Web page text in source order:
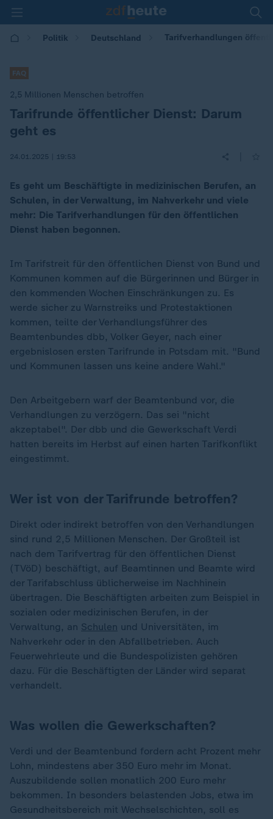
Politik Deutschland Tarifverhandlungen
FAQ
2,5 Millionen Menschen betroffen
:
Tarifrunde öffentlicher Dienst: Darum
geht es
24.01.2025 | 19:53
Es geht um Beschäftigte in medizinischen Berufen, an
Schulen, in der Verwaltung, im Nahverkehr und viele
mehr: Die Tarifverhandlungen für den öffentlichen
Dienst haben begonnen.
Im Tarifstreit für den öffentlichen Dienst von Bund und
Kommunen kommen auf die Bürgerinnen und Bürger in
den kommenden Wochen Einschränkungen zu. Es
werde sicher zu Warnstreiks und Protestaktionen
kommen, teilte der Verhandlungsführer des
Beamtenbundes dbb, Volker Geyer, nach einer
ergebnislosen ersten Tarifrunde in Potsdam mit. "Bund
und Kommunen lassen uns keine andere Wahl."
Den Arbeitgebern warf der Beamtenbund vor, die
Verhandlungen zu verzögern. Das sei "nicht
akzeptabel". Der dbb und die Gewerkschaft Verdi
hatten bereits im Herbst auf einen harten Tarifkonflikt
eingestimmt.
Wer ist von der Tarifrunde betroffen?
Direkt oder indirekt betroffen von den Verhandlungen
sind rund 2,5 Millionen Menschen. Der Großteil ist
nach dem Tarifvertrag für den öffentlichen Dienst
(TVöD) beschäftigt, auf Beamtinnen und Beamte wird
der Tarifabschluss üblicherweise im Nachhinein
übertragen. Die Beschäftigten arbeiten zum Beispiel in
sozialen oder medizinischen Berufen, in der
Verwaltung, an Schulen und Universitäten, im
Nahverkehr oder in den Abfallbetrieben. Auch
Feuerwehrleute und die Bundespolizisten gehören
dazu. Für die Beschäftigten der Länder wird separat
verhandelt.
Was wollen die Gewerkschaften?
Verdi und der Beamtenbund fordern acht Prozent mehr
Lohn, mindestens aber 350 Euro mehr im Monat.
Auszubildende sollen monatlich 200 Euro mehr
bekommen. In besonders belastenden Jobs, etwa im
Gesundheitsbereich mit Wechselschichten, soll es